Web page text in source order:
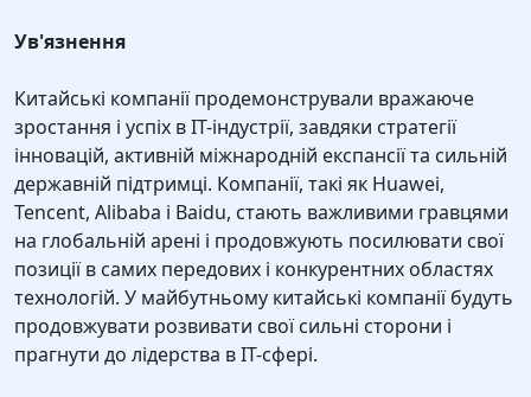
Ув'язнення
Китайські компанії продемонстрували вражаюче
зростання і успіх в IT-індустрії, завдяки стратегії
інновацій, активній міжнародній експансії та сильній
державній підтримці. Компанії, такі як Huawei,
Tencent, Alibaba і Baidu, стають важливими гравцями
на глобальній арені і продовжують посилювати свої
позиції в самих передових і конкурентних областях
технологій. У майбутньому китайські компанії будуть
продовжувати розвивати свої сильні сторони і
прагнути до лідерства в IT-сфері.